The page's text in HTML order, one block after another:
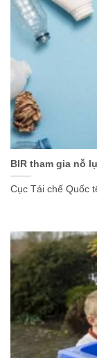
BIR tham gia nỗ
Cục Tái chế Quốc